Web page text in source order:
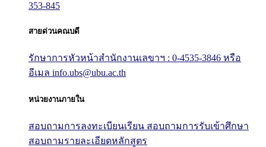
353-845
สายด่วนคณบดี
รักษาการหัวหน้าสำนักงานเลขาฯ : 0-4535-3846 หรือ
อีเมล info.ubs@ubu.ac.th
หน่วยงานภายใน
สอบถามการลงทะเบียนเรียน สอบถามการรับเข้าศึกษา
สอบถามรายละเอียดหลักสูตร